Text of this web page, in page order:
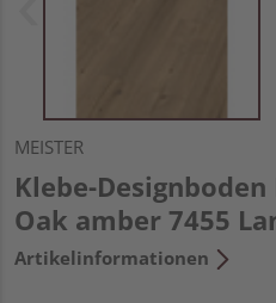
MEISTER
Klebe-
Oak amber 7455
Artikelinformationen